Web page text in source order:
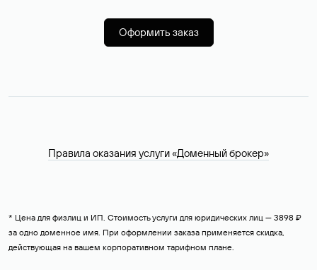
Оформить заказ
Правила оказания услуги «Доменный брокер»
* Цена для физлиц и ИП. Стоимость услуги для юридических лиц — 3898 ₽
за одно доменное имя. При оформлении заказа применяется скидка,
действующая на вашем корпоративном тарифном плане.